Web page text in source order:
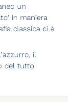
un
in maniera
classica ci è
il
del tutto